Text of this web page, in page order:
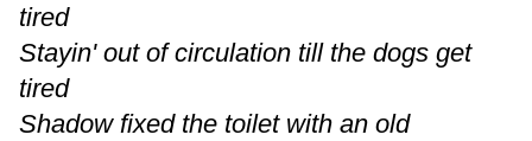
tired
Stayin' out of circulation till the dogs get
tired
Shadow fixed the toilet with an old